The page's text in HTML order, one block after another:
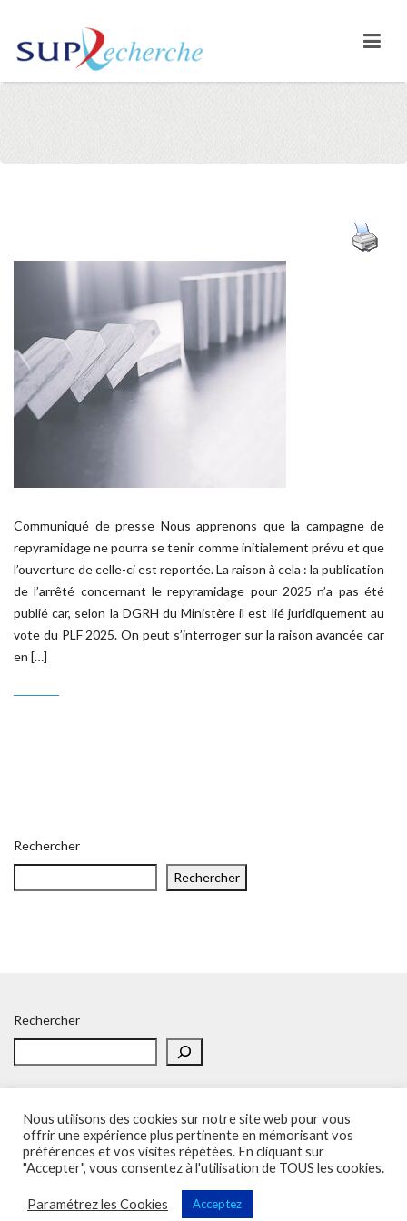
Communiqué de presse Nous apprenons que la campagne de
repyramidage ne pourra se tenir comme initialement prévu et que
l’ouverture de celle-ci est reportée. La raison à cela : la publication
de l’arrêté concernant le repyramidage pour 2025 n’a pas été
publié car, selon la DGRH du Ministère il est lié juridiquement au
vote du PLF 2025. On peut s’interroger sur la raison avancée car
en […]
Rechercher
Rechercher
Rechercher
Accueil Politique de confidentialité Adhésion
Contacts
SOS – Demande d’aide
Politique de confidentialité
Sup'Recherche - UNSA 2023 (illustrations de Freepik)
Nous utilisons des cookies sur notre site web pour vous
offrir une expérience plus pertinente en mémorisant vos
préférences et vos visites répétées. En cliquant sur
"Accepter", vous consentez à l'utilisation de TOUS les cookies.
Paramétrez les Cookies Acceptez